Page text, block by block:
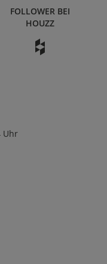
FOLLOWER BEI
HOUZZ
Uhr